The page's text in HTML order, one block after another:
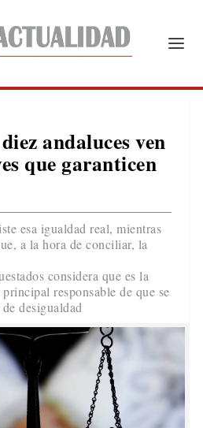
andaluces ven
que garanticen
esa igualdad real, mientras
a la hora de conciliar, la
considera que es la
responsable de que se
desigualdad